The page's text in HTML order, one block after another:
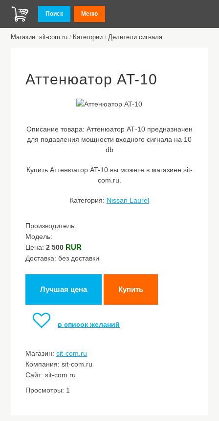
Поиск Меню
Магазин: sit-com.ru / Категории / Делители сигнала
Аттенюатор AT-10
Описание товара: Аттенюатор АТ-10 предназначен
для подавления мощности входного сигнала на 10
db
Купить Аттенюатор AT-10 вы можете в магазине sit-
com.ru.
Категория: Nissan Laurel
Производитель:
Модель:
Цена:2 500 RUR
Доставка: без доставки
Лучшая цена Купить
в список желаний
Магазин:sit-com.ru
Компания: sit-com.ru
Сайт: sit-com.ru
Просмотры: 1